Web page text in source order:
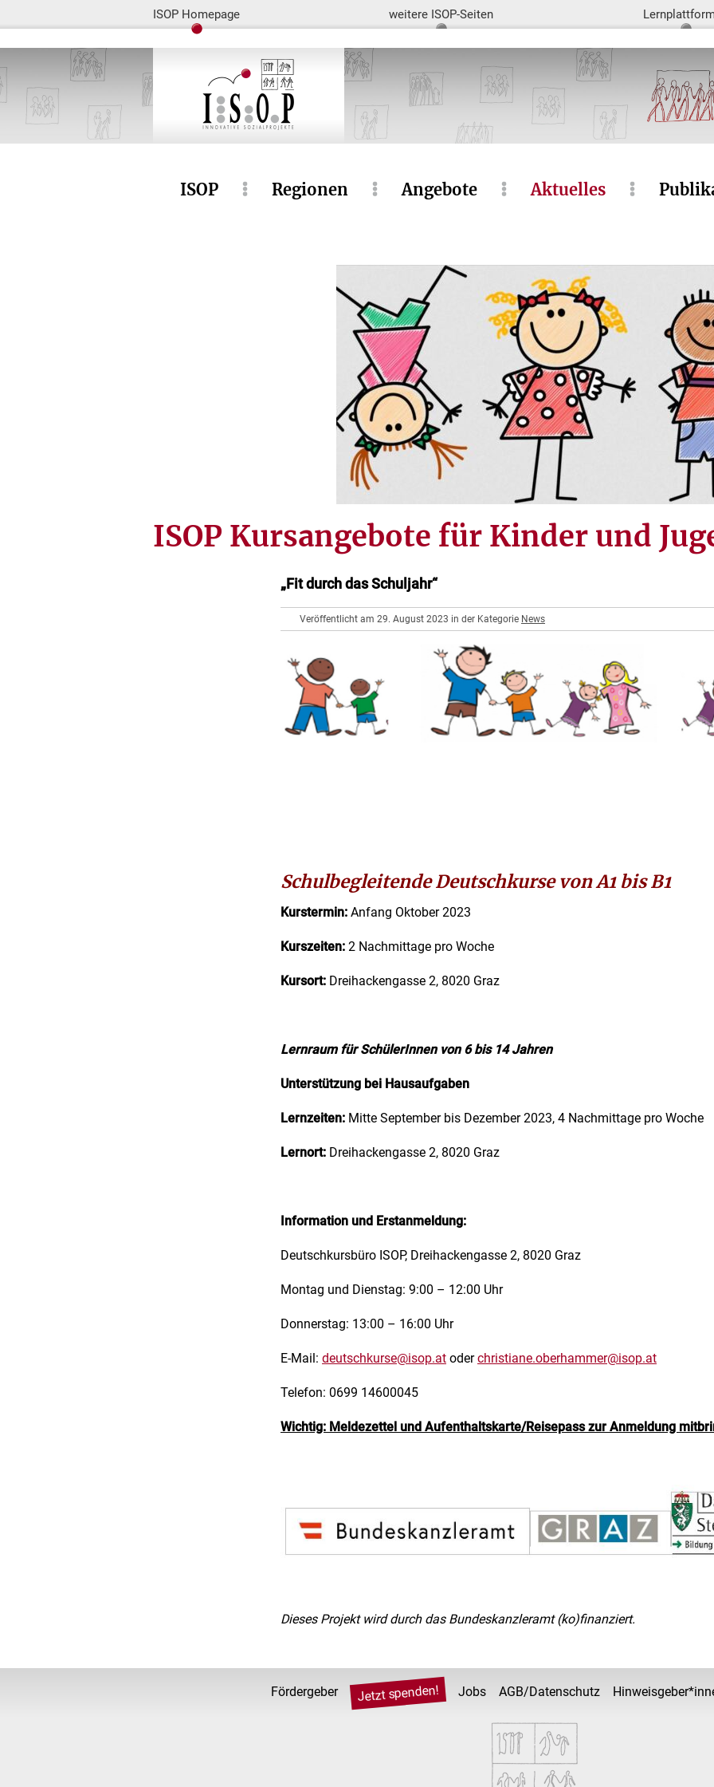
ISOP Homepage weitere ISOP-Seiten
ISOP Regionen Angebote Aktuelles
ISOP Kursangebote für Kinder und
„Fit durch das Schuljahr“
Veröffentlicht am 29. August 2023 in der Kategorie News
Schulbegleitende Deutschkurse von A1 bis B1
Kurstermin: Anfang Oktober 2023
Kurszeiten: 2 Nachmittage pro Woche
Kursort: Dreihackengasse 2, 8020 Graz
Lernraum für SchülerInnen von 6 bis 14 Jahren
Unterstützung bei Hausaufgaben
Lernzeiten: Mitte September bis Dezember 2023, 4 Nachmittage pro Woche
Lernort: Dreihackengasse 2, 8020 Graz
Information und Erstanmeldung:
Deutschkursbüro ISOP, Dreihackengasse 2, 8020 Graz
Montag und Dienstag: 9:00 – 12:00 Uhr
Donnerstag: 13:00 – 16:00 Uhr
E-Mail: deutschkurse@isop.at oderchristiane.oberhammer@isop.at
Telefon: 0699 14600045
Wichtig: Meldezettel und Aufenthaltskarte/Reisepass zur Anmeldung
Dieses Projekt wird durch das Bundeskanzleramt (ko)finanziert.
Fördergeber Jetzt spenden! Jobs AGB/Datenschutz